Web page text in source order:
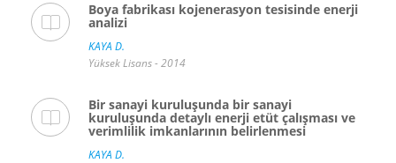
Boya fabrikası kojenerasyon tesisinde enerji
analizi
KAYA D.
Yüksek Lisans - 2014
Bir sanayi kuruluşunda bir sanayi
kuruluşunda detaylı enerji etüt çalışması ve
verimlilik imkanlarının belirlenmesi
KAYA D.